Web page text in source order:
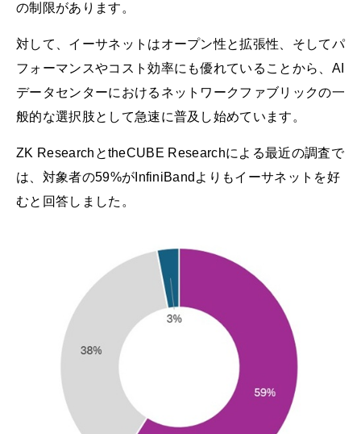
の制限があります。
対して、イーサネットはオープン性と拡張性、そしてパ
フォーマンスやコスト効率にも優れていることから、AI
データセンターにおけるネットワークファブリックの一
般的な選択肢として急速に普及し始めています。
ZK ResearchとtheCUBE Researchによる最近の調査で
は、対象者の59%がInfiniBandよりもイーサネットを好
むと回答しました。